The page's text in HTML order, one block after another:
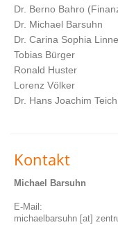
Dr. Berno Bahro
Dr. Michael Barsuhn
Dr. Carina Sophia Linne
Tobias Bürger
Ronald Huster
Lorenz Völker
Dr. Hans Joachim
Kontakt
Michael Barsuhn
E-Mail:
michaelbarsuhn [at]